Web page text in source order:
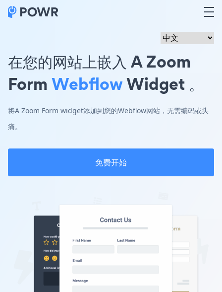
在您的网站上嵌入 A Zoom
Form WebflowWidget 。
将A Zoom Form widget添加到您的Webflow网站，无需编码或头
痛。
免费开始